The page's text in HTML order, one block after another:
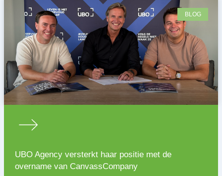
BLOG
UBO Agency versterkt haar positie met de
overname van CanvassCompany